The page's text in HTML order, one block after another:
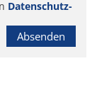
Datenschutz-
Absenden